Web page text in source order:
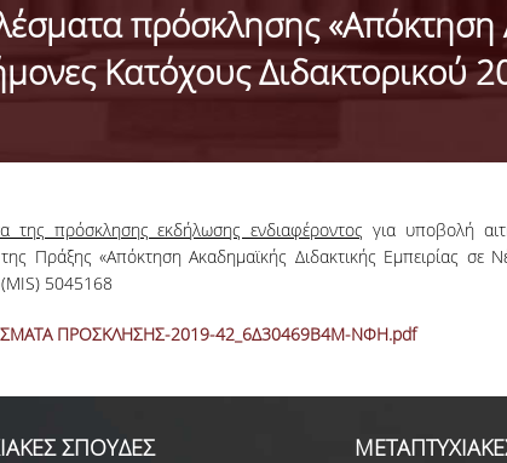
πρόσκλησης «Απόκτηση
Κατόχους Διδακτορικού
της πρόσκλησης εκδήλωσης ενδιαφέροντος για υποβολή
Πράξης «Απόκτηση Ακαδημαϊκής Διδακτικής Εμπειρίας
5045168
ΠΡΟΣΚΛΗΣΗΣ-2019-42_6Δ30469Β4Μ-ΝΦΗ.pdf
ΣΠΟΥΔΕΣ